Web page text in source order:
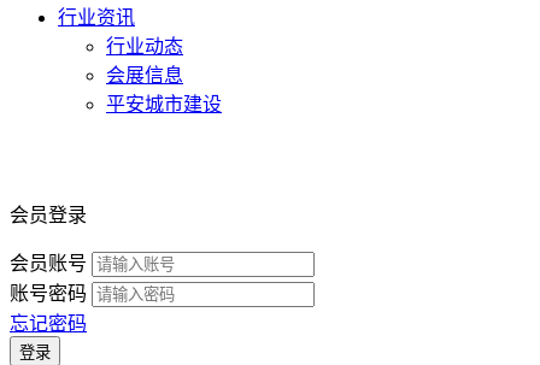
行业资讯
行业动态
会展信息
平安城市建设
会员登录
会员账号
账号密码
忘记密码
登录